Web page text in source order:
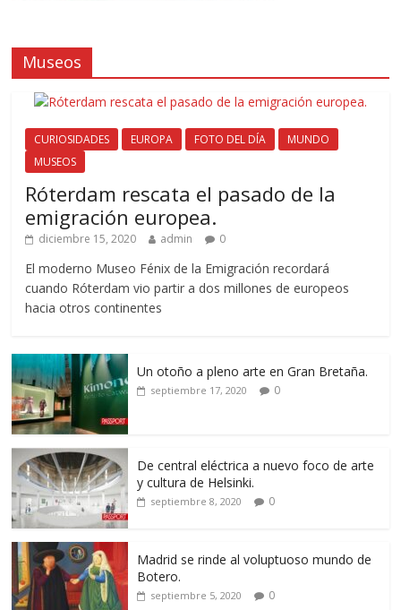
Museos
CURIOSIDADES EUROPA FOTO DEL DÍA
MUNDO
MUSEOS
Róterdam rescata el pasado de la
emigración europea.
diciembre 15, 2020 admin 0
El moderno Museo Fénix de la Emigración recordará
cuando Róterdam vio partir a dos millones de europeos
hacia otros continentes
Un otoño a pleno arte en Gran Bretaña.
septiembre 17, 2020 0
De central eléctrica a nuevo foco de arte
y cultura de Helsinki.
septiembre 8, 2020 0
Madrid se rinde al voluptuoso mundo de
Botero.
septiembre 5, 2020 0